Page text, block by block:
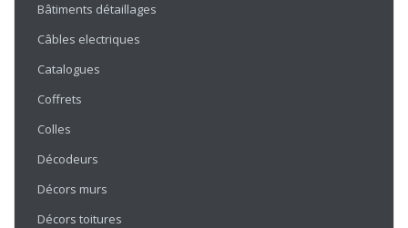
Bâtiments détaillages
Câbles electriques
Catalogues
Coffrets
Colles
Décodeurs
Décors murs
Décors toitures